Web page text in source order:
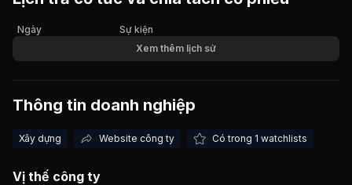
Ngày
Sự kiện
Xem thêm lịch sử
Thông tin doanh nghiệp
Xây dựng Website công ty Có trong 1 watchlists
Vị thế công ty